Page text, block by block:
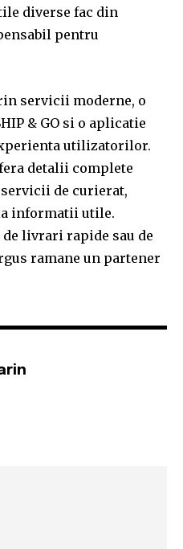
diverse fac din
pentru
servicii moderne, o
& GO si o aplicatie
utilizatorilor.
detalii complete
de curierat,
informatii utile.
livrari rapide sau de
ramane un partener